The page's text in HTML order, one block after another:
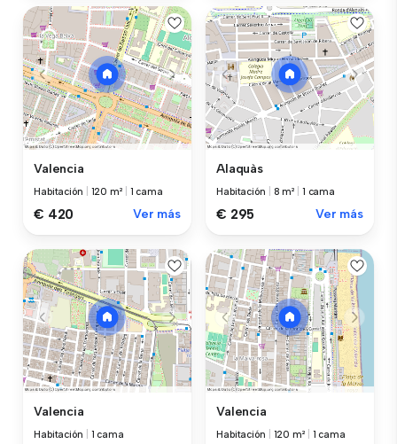
Valencia
Habitación 120 m² 1 cama
€ 420 Ver más
Alaquàs
Habitación 8 m² 1 cama
€ 295 Ver más
Valencia
Habitación 1 cama
Valencia
Habitación 120 m² 1 cama